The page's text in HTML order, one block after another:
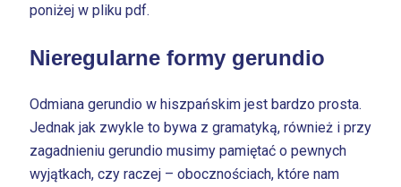
poniżej w pliku pdf.
Nieregularne formy gerundio
Odmiana gerundio w hiszpańskim jest bardzo prosta.
Jednak jak zwykle to bywa z gramatyką, również i przy
zagadnieniu gerundio musimy pamiętać o pewnych
wyjątkach, czy raczej – obocznościach, które nam